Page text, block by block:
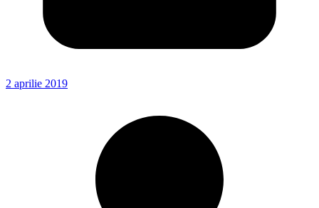
2 aprilie 2019